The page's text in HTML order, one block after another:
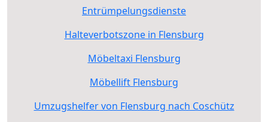
Entrümpelungsdienste
Halteverbotszone in Flensburg
Möbeltaxi Flensburg
Möbellift Flensburg
Umzugshelfer von Flensburg nach Coschütz